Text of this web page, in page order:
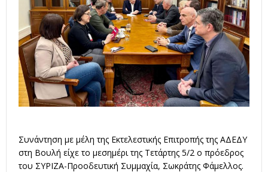
Συνάντηση με μέλη της Εκτελεστικής Επιτροπής της ΑΔΕΔΥ
στη Βουλή είχε το μεσημέρι της Τετάρτης 5/2 ο πρόεδρος
του ΣΥΡΙΖΑ-Προοδευτική Συμμαχία, Σωκράτης Φάμελλος.